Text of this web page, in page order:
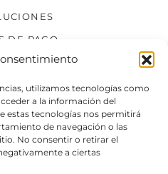
utilizamos tecnologías como
a la información del
estas tecnologías nos permitirá
de navegación o las
No consentir o retirar el
a ciertas
DE PAGO